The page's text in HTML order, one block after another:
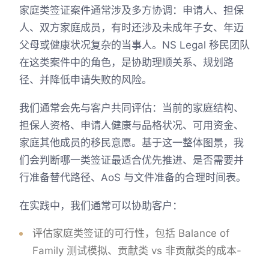
家庭类签证案件通常涉及多方协调：申请人、担保
人、双方家庭成员，有时还涉及未成年子女、年迈
父母或健康状况复杂的当事人。NS Legal 移民团队
在这类案件中的角色，是协助理顺关系、规划路
径、并降低申请失败的风险。
我们通常会先与客户共同评估：当前的家庭结构、
担保人资格、申请人健康与品格状况、可用资金、
家庭其他成员的移民意愿。基于这一整体图景，我
们会判断哪一类签证最适合优先推进、是否需要并
行准备替代路径、AoS 与文件准备的合理时间表。
在实践中，我们通常可以协助客户：
评估家庭类签证的可行性，包括 Balance of
Family 测试模拟、贡献类 vs 非贡献类的成本-